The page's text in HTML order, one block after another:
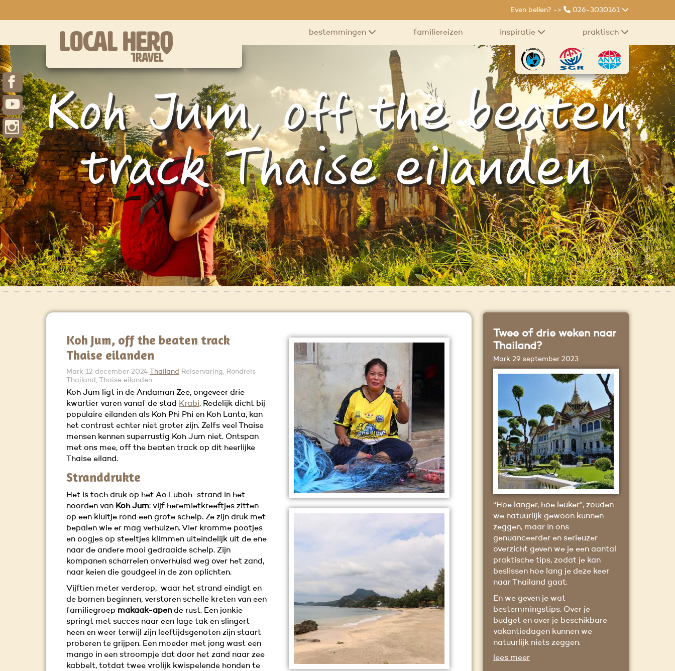
Even bellen? -> 026-3030161
bestemmingen familiereizen inspiratie praktisch
Koh Jum, off the beaten
track Thaise eilanden
Koh Jum, off the beaten track
Thaise eilanden
Mark 12 december 2024 Thailand Reiservaring, Rondreis
Thailand, Thaise eilanden
Koh Jum ligt in de Andaman Zee, ongeveer drie
kwartier varen vanaf de stad Krabi. Redelijk dicht bij
populaire eilanden als Koh Phi Phi en Koh Lanta, kan
het contrast echter niet groter zijn. Zelfs veel Thaise
mensen kennen superrustig Koh Jum niet. Ontspan
met ons mee, off the beaten track op dit heerlijke
Thaise eiland.
Stranddrukte
Het is toch druk op het Ao Luboh-strand in het
noorden van Koh Jum: vijf heremietkreeftjes zitten
op een kluitje rond een grote schelp. Ze zijn druk met
bepalen wie er mag verhuizen. Vier kromme pootjes
en oogjes op steeltjes klimmen uiteindelijk uit de ene
naar de andere mooi gedraaide schelp. Zijn
kompanen scharrelen onverhuisd weg over het zand,
naar keien die goudgeel in de zon oplichten.
Vijftien meter verderop, waar het strand eindigt en
de bomen beginnen, verstoren schelle kreten van een
familiegroep makaak-apende rust. Een jonkie
springt met succes naar een lage tak en slingert
heen en weer terwijl zijn leeftijdsgenoten zijn staart
proberen te grijpen. Een moeder met jong wast een
mango in een stroompje dat door het zand naar zee
kabbelt, totdat twee vrolijk kwispelende honden te
Twee of drie weken naar
Thailand?
Mark 29 september 2023
“Hoe langer, hoe leuker”, zouden
we natuurlijk gewoon kunnen
zeggen, maar in ons
genuanceerder en serieuzer
overzicht geven we je een aantal
praktische tips, zodat je kan
beslissen hoe lang je deze keer
naar Thailand gaat.
En we geven je wat
bestemmingstips. Over je
budget en over je beschikbare
vakantiedagen kunnen we
natuurlijk niets zeggen.
lees meer